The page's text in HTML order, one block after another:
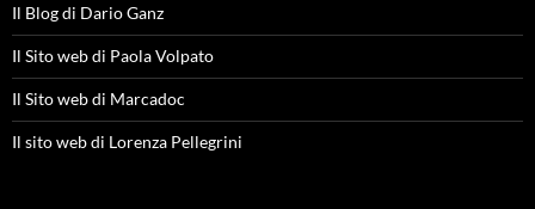
Il Blog di Dario Ganz
Il Sito web di Paola Volpato
Il Sito web di Marcadoc
Il sito web di Lorenza Pellegrini